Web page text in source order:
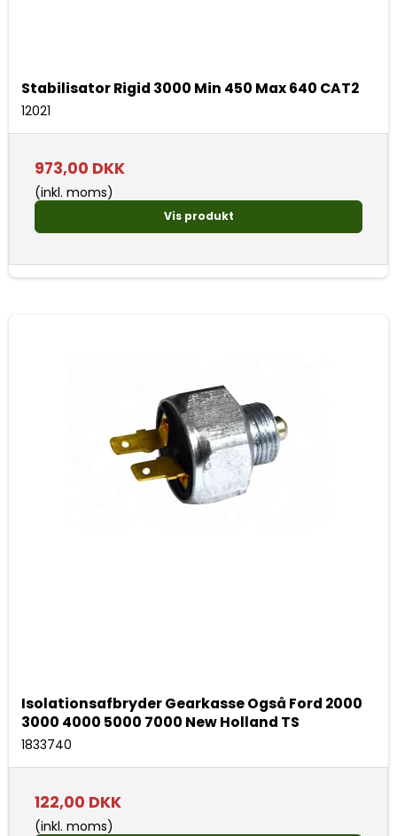
Stabilisator Rigid 3000 Min 450 Max 640 CAT2
12021
973,00 DKK
(inkl. moms)
Vis produkt
Isolationsafbryder Gearkasse Også Ford 2000
3000 4000 5000 7000 New Holland TS
1833740
122,00 DKK
(inkl. moms)